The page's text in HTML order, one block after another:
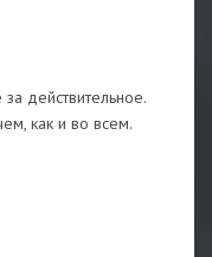
действительное.
как и во всем.